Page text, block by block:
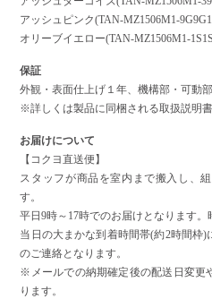
アッシュピンク(TAN-MZ1506M1-
オリーブイエロー(TAN-MZ1506M1-
保証
外観・表面仕上げ１年、機構部・可動
※詳しくは製品に同梱される取扱説明書
お届けについて
【コクヨ直送便】
スタッフが商品を室内まで搬入し、
す。
平日9時～17時でのお届けとなります。
当日の大まかな到着時間帯(約2時間枠
のご連絡となります。
※メールでの納期確定後の配送日変更
ります。